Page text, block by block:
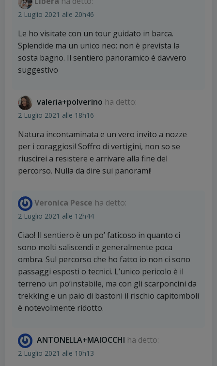
2 Luglio 2021 alle 20h46
Le ho visitate con un tour guidato in barca.
Splendide ma un unico neo: non è prevista la
sosta bagno. Il sentiero panoramico è davvero
suggestivo
valeria+polverino ha detto:
2 Luglio 2021 alle 18h16
Natura incontaminata e un vero invito a nozze
per i coraggiosi! Soffro di vertigini, non so se
riuscirei a resistere e arrivare alla fine del
percorso. Nulla da dire sui panorami!
Veronica Pesce ha detto:
2 Luglio 2021 alle 12h44
Ciao! Il sentiero è un po’ faticoso in quanto ci
sono molti saliscendi e generalmente poca
ombra. Sul percorso che ho fatto io non ci sono
passaggi esposti o tecnici. L’unico pericolo è il
terreno un po’instabile, ma con gli scarponcini da
trekking e un paio di bastoni il rischio capitomboli
è notevolmente ridotto.
ANTONELLA+MAIOCCHI ha detto:
2 Luglio 2021 alle 10h13